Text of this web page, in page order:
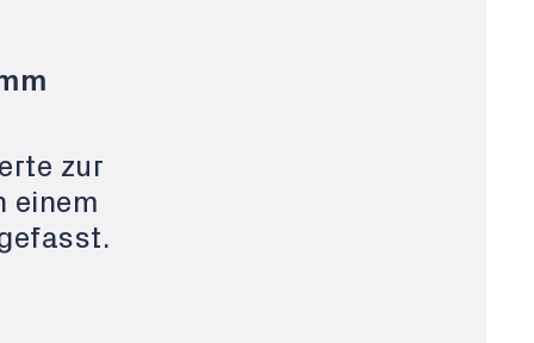
zur
einem